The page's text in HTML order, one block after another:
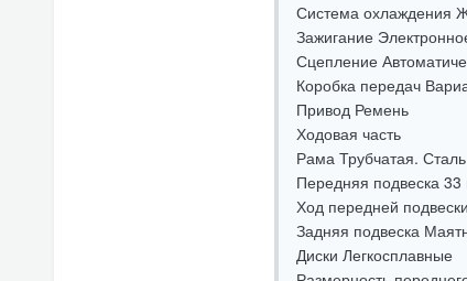
Система охлаждения
Зажигание
Сцепление
Коробка передач
Привод Ремень
Ходовая часть
Рама Трубчатая. Сталь
Передняя подвеска
Ход передней
Задняя подвеска
Диски Легкосплавные